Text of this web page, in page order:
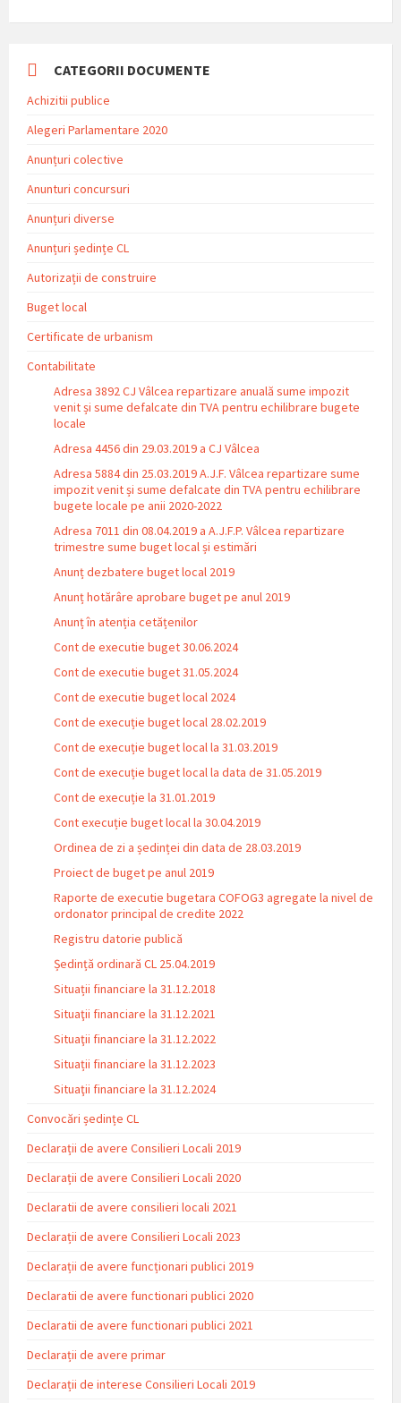
CATEGORII DOCUMENTE
Achizitii publice
Alegeri Parlamentare 2020
Anunțuri colective
Anunturi concursuri
Anunțuri diverse
Anunțuri ședințe CL
Autorizații de construire
Buget local
Certificate de urbanism
Contabilitate
Adresa 3892 CJ Vâlcea repartizare anuală sume impozit
venit și sume defalcate din TVA pentru echilibrare bugete
locale
Adresa 4456 din 29.03.2019 a CJ Vâlcea
Adresa 5884 din 25.03.2019 A.J.F. Vâlcea repartizare sume
impozit venit și sume defalcate din TVA pentru echilibrare
bugete locale pe anii 2020-2022
Adresa 7011 din 08.04.2019 a A.J.F.P. Vâlcea repartizare
trimestre sume buget local și estimări
Anunț dezbatere buget local 2019
Anunț hotărâre aprobare buget pe anul 2019
Anunț în atenția cetățenilor
Cont de executie buget 30.06.2024
Cont de executie buget 31.05.2024
Cont de executie buget local 2024
Cont de execuție buget local 28.02.2019
Cont de execuție buget local la 31.03.2019
Cont de execuție buget local la data de 31.05.2019
Cont de execuție la 31.01.2019
Cont execuție buget local la 30.04.2019
Ordinea de zi a ședinței din data de 28.03.2019
Proiect de buget pe anul 2019
Raporte de executie bugetara COFOG3 agregate la nivel de
ordonator principal de credite 2022
Registru datorie publică
Ședință ordinară CL 25.04.2019
Situații financiare la 31.12.2018
Situaţii financiare la 31.12.2021
Situaţii financiare la 31.12.2022
Situații financiare la 31.12.2023
Situaţii financiare la 31.12.2024
Convocări ședințe CL
Declarații de avere Consilieri Locali 2019
Declarații de avere Consilieri Locali 2020
Declaratii de avere consilieri locali 2021
Declarații de avere Consilieri Locali 2023
Declarații de avere funcționari publici 2019
Declaratii de avere functionari publici 2020
Declaratii de avere functionari publici 2021
Declarații de avere primar
Declarații de interese Consilieri Locali 2019